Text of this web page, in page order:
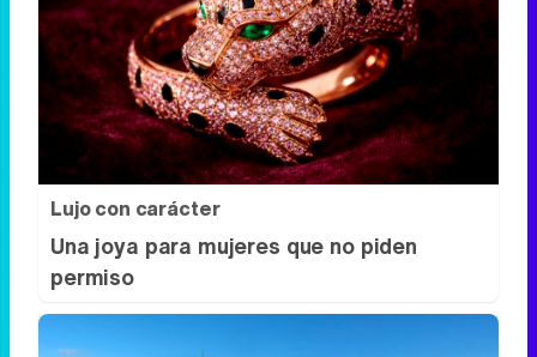
Lujo con carácter
Una joya para mujeres que no piden
permiso